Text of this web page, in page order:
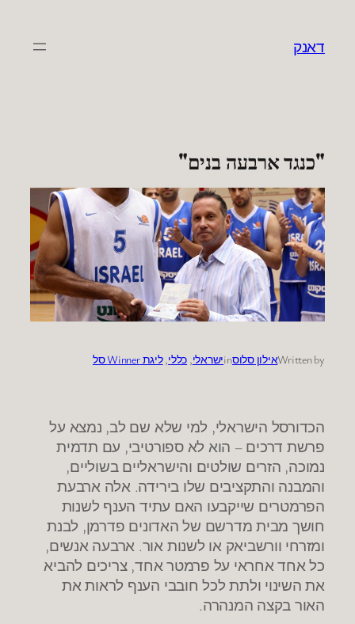
דאנק
"כנגד ארבעה בנים"
Written byאילון סלוסinישראלי, כללי, ליגת Winner סל
הכדורסל הישראלי, למי שלא שם לב, נמצא על
פרשת דרכים – הוא לא ספורטיבי, עם תדמית
נמוכה, הזרים שולטים והישראליים בשוליים,
והמבנה והתקציבים שלו בירידה. אלה ארבעת
הפרמטרים שייקבעו האם עתיד הענף לשנות
חושך מבית מדרשם של האדונים פדרמן, לבנת
ומזרחי וורשביאק או לשנות אור. ארבעה אנשים,
כל אחד אחראי על פרמטר אחד, צריכים להביא
את השינוי ולתת לכל חובבי הענף לראות את
האור בקצה המנהרה.